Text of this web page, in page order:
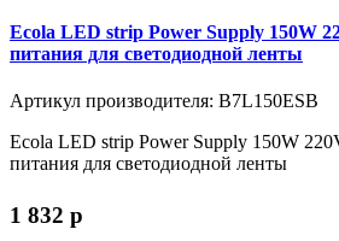
Ecola LED strip Power Supply 150W
питания для светодиодной ленты
Артикул производителя: B7L150ESB
Ecola LED strip Power Supply 150W
питания для светодиодной ленты
1 832 p